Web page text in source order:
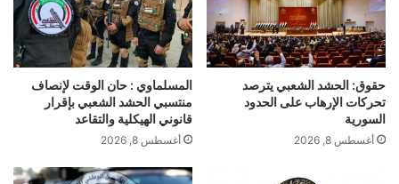
حقوق: الحشد الشعبي يترصد
تحركات الإرهاب على الحدود
السورية
أغسطس 8, 2026
المسلماوي : حان الوقت لإنصاف
منتسبي الحشد الشعبي بإقرار
قانوني الهيكلية والتقاعد
أغسطس 8, 2026